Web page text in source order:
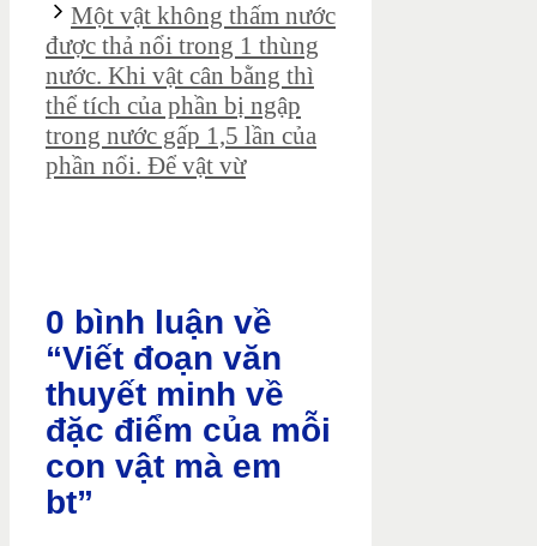
Một vật không thấm nước
được thả nổi trong 1 thùng
nước. Khi vật cân bằng thì
thể tích của phần bị ngập
trong nước gấp 1,5 lần của
phần nổi. Để vật vừ
0 bình luận về
“Viết đoạn văn
thuyết minh về
đặc điểm của mỗi
con vật mà em
bt”